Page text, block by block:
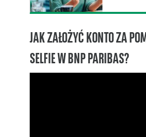
JAK ZAŁOŻYĆ KONTO ZA
SELFIE W BNP PARIBAS?